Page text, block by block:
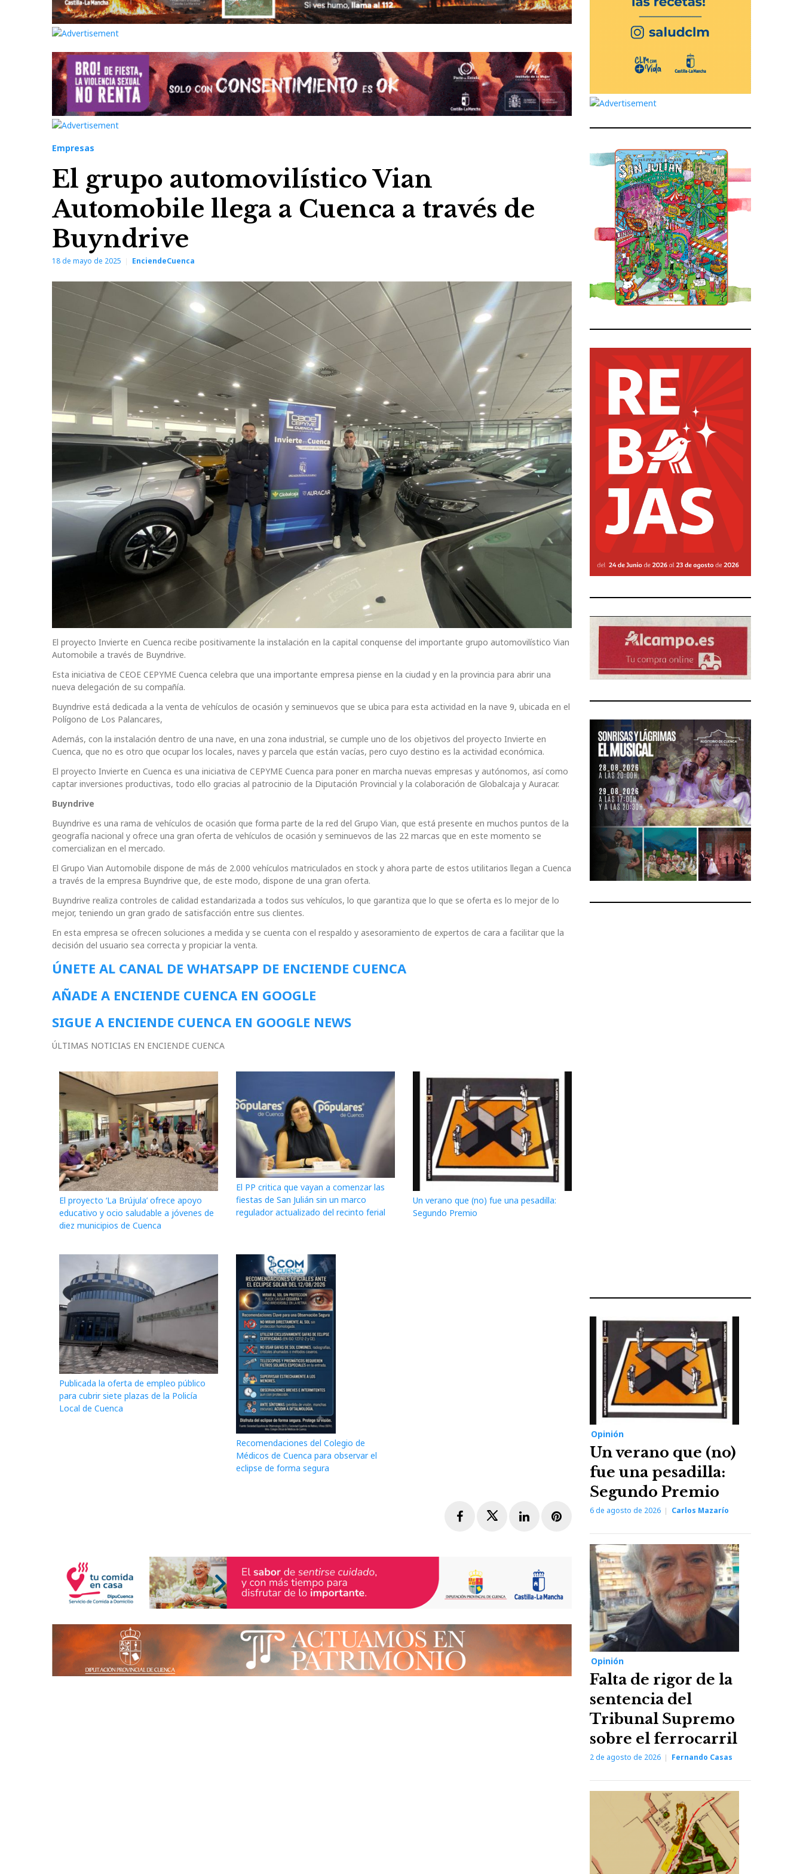
Empresas
El grupo automovilístico Vian
Automobile llega a Cuenca a través de
Buyndrive
18 de mayo de 2025 EnciendeCuenca
El proyecto Invierte en Cuenca recibe positivamente la instalación en la capital conquense del importante grupo automovilístico Vian
Automobile a través de Buyndrive.
Esta iniciativa de CEOE CEPYME Cuenca celebra que una importante empresa piense en la ciudad y en la provincia para abrir una
nueva delegación de su compañía.
Buyndrive está dedicada a la venta de vehículos de ocasión y seminuevos que se ubica para esta actividad en la nave 9, ubicada en el
Polígono de Los Palancares,
Además, con la instalación dentro de una nave, en una zona industrial, se cumple uno de los objetivos del proyecto Invierte en
Cuenca, que no es otro que ocupar los locales, naves y parcela que están vacías, pero cuyo destino es la actividad económica.
El proyecto Invierte en Cuenca es una iniciativa de CEPYME Cuenca para poner en marcha nuevas empresas y autónomos, así como
captar inversiones productivas, todo ello gracias al patrocinio de la Diputación Provincial y la colaboración de Globalcaja y Auracar.
Buyndrive
Buyndrive es una rama de vehículos de ocasión que forma parte de la red del Grupo Vian, que está presente en muchos puntos de la
geografía nacional y ofrece una gran oferta de vehículos de ocasión y seminuevos de las 22 marcas que en este momento se
comercializan en el mercado.
El Grupo Vian Automobile dispone de más de 2.000 vehículos matriculados en stock y ahora parte de estos utilitarios llegan a Cuenca
a través de la empresa Buyndrive que, de este modo, dispone de una gran oferta.
Buyndrive realiza controles de calidad estandarizada a todos sus vehículos, lo que garantiza que lo que se oferta es lo mejor de lo
mejor, teniendo un gran grado de satisfacción entre sus clientes.
En esta empresa se ofrecen soluciones a medida y se cuenta con el respaldo y asesoramiento de expertos de cara a facilitar que la
decisión del usuario sea correcta y propiciar la venta.
ÚNETE AL CANAL DE WHATSAPP DE ENCIENDE CUENCA
AÑADE A ENCIENDE CUENCA EN GOOGLE
SIGUE A ENCIENDE CUENCA EN GOOGLE NEWS
ÚLTIMAS NOTICIAS EN ENCIENDE CUENCA
El proyecto ‘La Brújula’ ofrece apoyo
educativo y ocio saludable a jóvenes de
diez municipios de Cuenca
El PP critica que vayan a comenzar las
fiestas de San Julián sin un marco
regulador actualizado del recinto ferial
Un verano que (no) fue una pesadilla:
Segundo Premio
Publicada la oferta de empleo público
para cubrir siete plazas de la Policía
Local de Cuenca
Recomendaciones del Colegio de
Médicos de Cuenca para observar el
eclipse de forma segura
FacebookTwitterLinkedInPinterest
Opinión
Un verano que (no)
fue una pesadilla:
Segundo Premio
6 de agosto de 2026 Carlos Mazarío
Opinión
Falta de rigor de la
sentencia del
Tribunal Supremo
sobre el ferrocarril
2 de agosto de 2026 Fernando Casas